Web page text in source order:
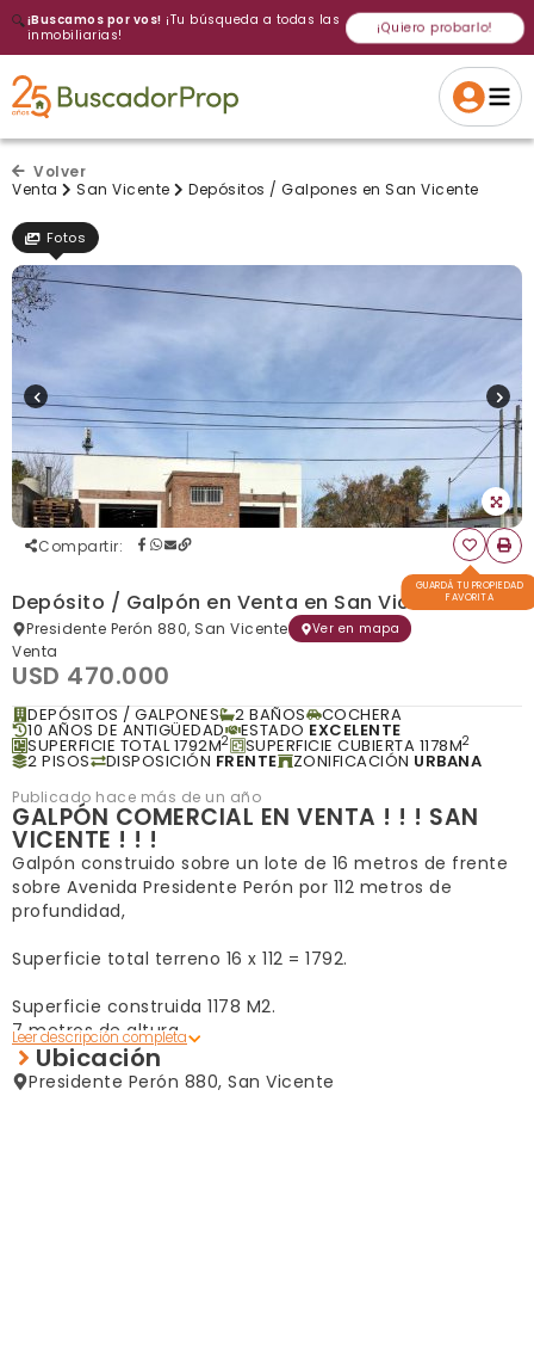
🔍¡Buscamos por vos! ¡Tu búsqueda a todas las
inmobiliarias!
¡Quiero probarlo!
Cancelar Si, eliminar
Gracias
Volver a intentar
Volver
Venta
San Vicente Depósitos / Galpones en San Vicente
Fotos
Compartir:
GUARDÁ TU PROPIEDAD
FAVORITA
Depósito / Galpón en Venta en San Vicente
Presidente Perón 880, San Vicente Ver en mapa
Venta
USD 470.000
DEPÓSITOS / GALPONES 2 BAÑOS COCHERA
10 AÑOS DE ANTIGÜEDAD ESTADO EXCELENTE
SUPERFICIE TOTAL 1792M2 SUPERFICIE CUBIERTA 1178M2
2 PISOS DISPOSICIÓN FRENTE ZONIFICACIÓN URBANA
Publicado hace más de un año
GALPÓN COMERCIAL EN VENTA ! ! ! SAN
VICENTE ! ! !
Galpón construido sobre un lote de 16 metros de frente
sobre Avenida Presidente Perón por 112 metros de
profundidad,
Superficie total terreno 16 x 112 = 1792.
Superficie construida 1178 M2.
7 metros de altura.
58 M2 de oficinas.
Galpón de 65 metros de profundidad x 16 de
Ubicación
Presidente Perón 880, San Vicente